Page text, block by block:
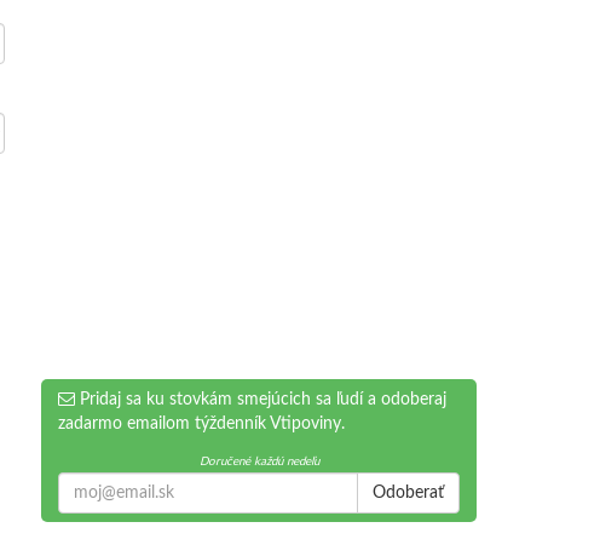
Pridaj sa ku stovkám smejúcich sa ľudí a odoberaj
zadarmo emailom týždenník Vtipoviny.
Doručené každú nedeľu
Odoberať